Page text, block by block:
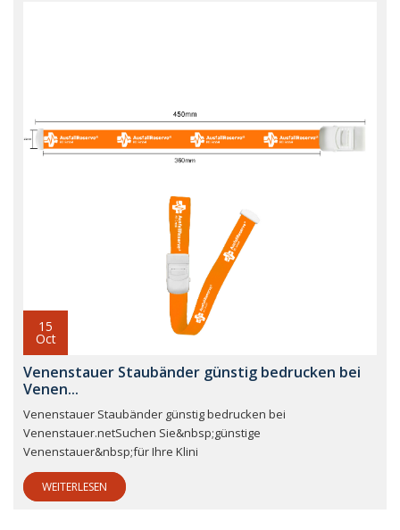
15
Oct
Venenstauer Staubänder günstig bedrucken bei
Venen...
Venenstauer Staubänder günstig bedrucken bei
Venenstauer.netSuchen Sie&nbsp;günstige
Venenstauer&nbsp;für Ihre Klini
WEITERLESEN